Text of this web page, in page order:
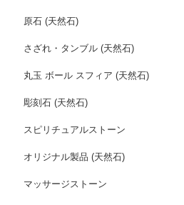
原石 (天然石)
さざれ・タンブル (天然石)
丸玉 ボール スフィア (天然石)
彫刻石 (天然石)
スピリチュアルストーン
オリジナル製品 (天然石)
マッサージストーン